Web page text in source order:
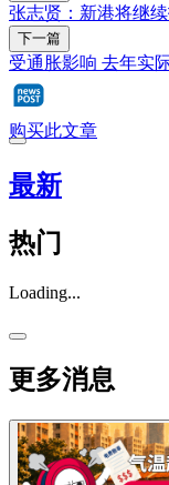
张志贤：新港将继
下一篇
受通胀影响 去年实
购买此文章
最新
热门
Loading...
更多消息